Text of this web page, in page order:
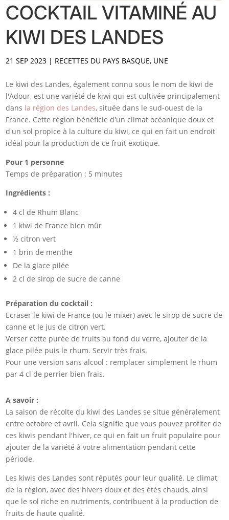
COCKTAIL VITAMINÉ AU
KIWI DES LANDES
21 SEP 2023 | RECETTES DU PAYS BASQUE, UNE
Le kiwi des Landes, également connu sous le nom de kiwi de
l'Adour, est une variété de kiwi qui est cultivée principalement
dans la région des Landes, située dans le sud-ouest de la
France. Cette région bénéficie d'un climat océanique doux et
d'un sol propice à la culture du kiwi, ce qui en fait un endroit
idéal pour la production de ce fruit exotique.
Pour 1 personne
Temps de préparation : 5 minutes
Ingrédients :
4 cl de Rhum Blanc
1 kiwi de France bien mûr
½ citron vert
1 brin de menthe
De la glace pilée
2 cl de sirop de sucre de canne
Préparation du cocktail :
Ecraser le kiwi de France (ou le mixer) avec le sirop de sucre de
canne et le jus de citron vert.
Verser cette purée de fruits au fond du verre, ajouter de la
glace pilée puis le rhum. Servir très frais.
Pour une version sans alcool : remplacer simplement le rhum
par 4 cl de perrier bien frais.
A savoir :
La saison de récolte du kiwi des Landes se situe généralement
entre octobre et avril. Cela signifie que vous pouvez profiter de
ces kiwis pendant l'hiver, ce qui en fait un fruit populaire pour
ajouter de la variété à votre alimentation pendant cette
période.
Les kiwis des Landes sont réputés pour leur qualité. Le climat
de la région, avec des hivers doux et des étés chauds, ainsi
que le sol riche en nutriments, contribuent à la production de
fruits de haute qualité.